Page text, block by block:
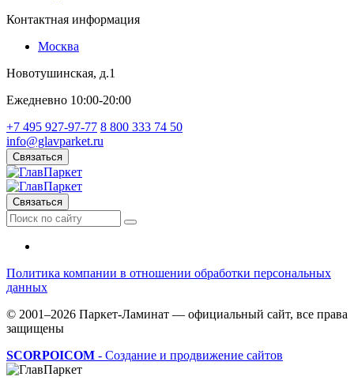
Контактная информация
Москва
Новотушинская, д.1
Ежедневно 10:00-20:00
+7 495 927-97-77 8 800 333 74 50
info@glavparket.ru
Связаться
Связаться
Политика компании в отношении обработки персональных
данных
© 2001–2026 Паркет-Ламинат — официальный сайт, все права
защищены
SCORPOICOM - Создание и продвижение сайтов